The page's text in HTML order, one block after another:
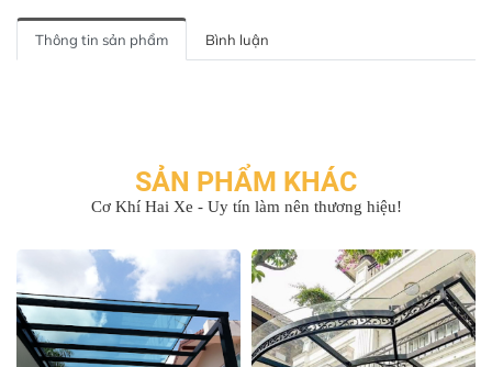
Thông tin sản phẩm Bình luận
SẢN PHẨM KHÁC
Cơ Khí Hai Xe - Uy tín làm nên thương hiệu!